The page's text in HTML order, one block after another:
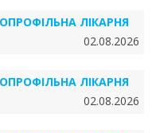
ЛІКАРНЯ
02.08.2026
ЛІКАРНЯ
02.08.2026